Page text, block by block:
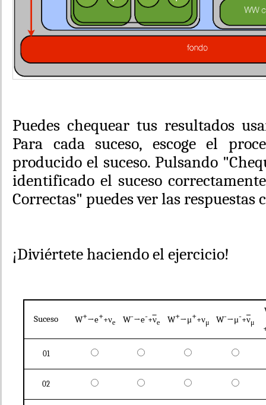
Puedes chequear tus resultados
Para cada suceso, escoge el
producido el suceso. Pulsando
identificado el suceso
Correctas" puedes ver las respuestas
¡Diviértete haciendo el ejercicio!
Suceso W+→e++νe W-→e-+νe W+→μ++νμ W-→μ-+νμ
01
02